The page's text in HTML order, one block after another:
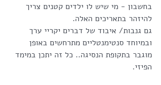
בחשבון - מי שיש לו ילדים קטנים צריך
להיזהר בתאריכים האלה.
גם גנבות/ איבוד של דברים יקריי ערך
ובמיוחד סנטימנטליים מתרחשים באופן
מוגבר בתקופת הנסיגה.. כל זה יתכן במימד
הפיזי.